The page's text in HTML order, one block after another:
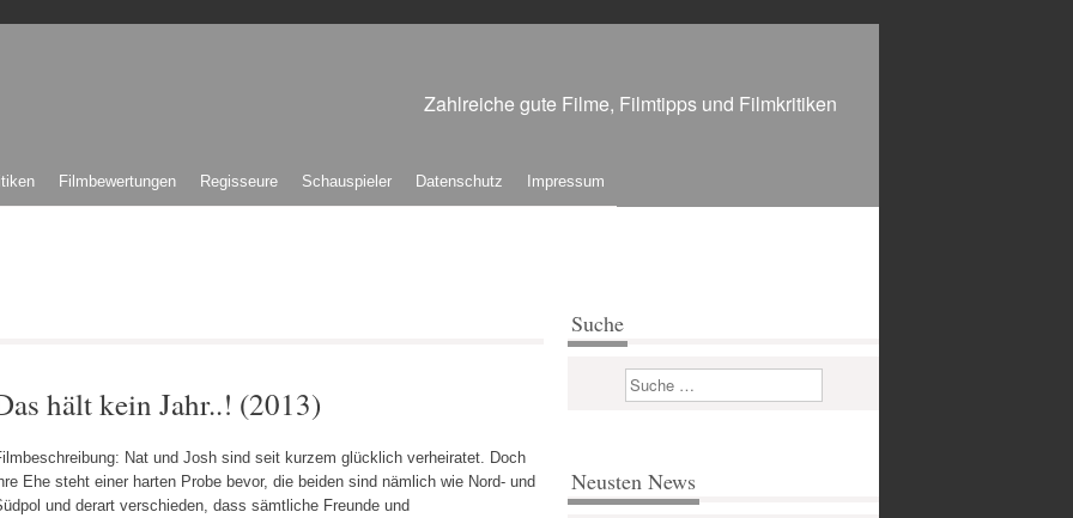
Zahlreiche gute Filme, Filmtipps und Filmkritiken
Filmbewertungen Regisseure Schauspieler Datenschutz Impressum
hält kein Jahr..! (2013)
Nat und Josh sind seit kurzem glücklich verheiratet. Doch
Ehe steht einer harten Probe bevor, die beiden sind nämlich wie Nord- und
und derart verschieden, dass sämtliche Freunde und
Suche
Suchen
Neusten News